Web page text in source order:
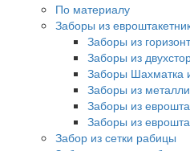
По материалу
Заборы из
Заборы из
Заборы из
Заборы Шахматка
Заборы из
Заборы из
Заборы из
Забор из сетки рабицы